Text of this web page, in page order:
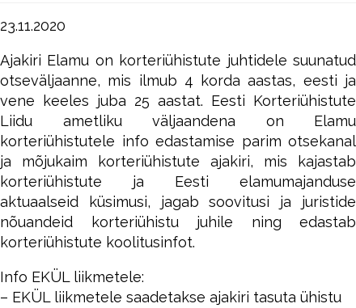
23.11.2020
Ajakiri Elamu on korteriühistute juhtidele suunatud
otseväljaanne, mis ilmub 4 korda aastas, eesti ja
vene keeles juba 25 aastat. Eesti Korteriühistute
Liidu ametliku väljaandena on Elamu
korteriühistutele info edastamise parim otsekanal
ja mõjukaim korteriühistute ajakiri, mis kajastab
korteriühistute ja Eesti elamumajanduse
aktuaalseid küsimusi, jagab soovitusi ja juristide
nõuandeid korteriühistu juhile ning edastab
korteriühistute koolitusinfot.
Info EKÜL liikmetele:
– EKÜL liikmetele saadetakse ajakiri tasuta ühistu